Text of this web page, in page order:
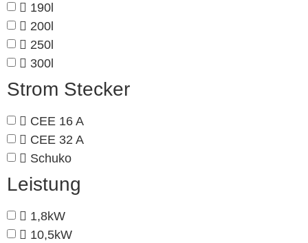
190l
200l
250l
300l
Strom Stecker
CEE 16 A
CEE 32 A
Schuko
Leistung
1,8kW
10,5kW